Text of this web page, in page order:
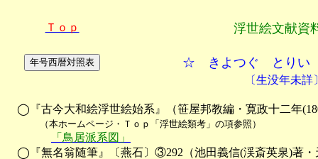
Ｔｏｐ 浮世絵文献資
☆ きよつぐ とりい
〔生没年未詳
◯『古今大和絵浮世絵始系』（笹屋邦教編・寛政十二年
（本ホームページ・Ｔｏｐ「浮世絵類考」の項参照）
「鳥居派系図」
◯『無名翁随筆』〔燕石〕③292（池田義信(渓斎英泉)著・